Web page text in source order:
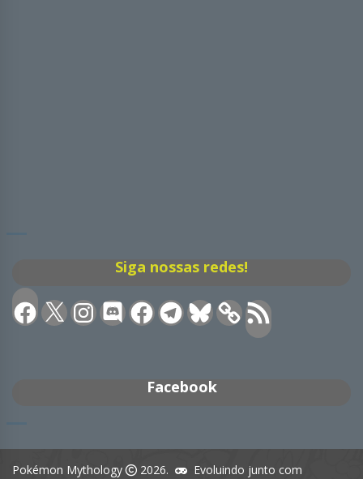
Siga nossas redes!
Facebook
X Instagram
DiscordFacebookTelegramBluesky Feed
RSS
Facebook
Pokémon Mythology 2026.
Evoluindo junto com